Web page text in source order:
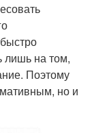
лишь на том,
Поэтому
но и